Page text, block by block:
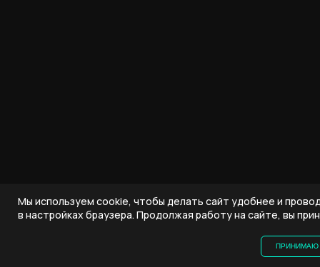
Мы используем cookie, чтобы делать сайт удобнее и
в настройках браузера. Продолжая работу на сайте, вы
ПРИНИМАЮ